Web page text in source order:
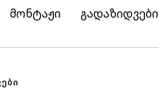
მონტაჟი გადაზიდვები